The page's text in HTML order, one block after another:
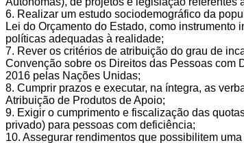
6. Realizar um estudo sociodemográfico da
Lei do Orçamento do Estado, como
políticas adequadas à realidade;
7. Rever os critérios de atribuição do grau de
Convenção sobre os Direitos das Pessoas com
2016 pelas Nações Unidas;
8. Cumprir prazos e executar, na íntegra, as
Atribuição de Produtos de Apoio;
9. Exigir o cumprimento e fiscalização das
privado) para pessoas com deficiência;
10. Assegurar rendimentos que possibilitem